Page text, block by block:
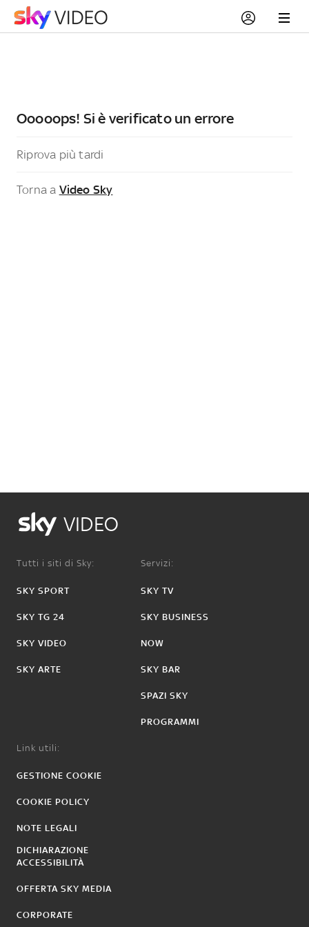
Ooooops! Si è verificato un errore
Riprova più tardi
Torna a Video Sky
VIDEO
Tutti i siti di Sky:
SKY SPORT
SKY TG 24
SKY VIDEO
SKY ARTE
Servizi:
SKY TV
SKY BUSINESS
NOW
SKY BAR
SPAZI SKY
PROGRAMMI
Link utili:
GESTIONE COOKIE
COOKIE POLICY
NOTE LEGALI
DICHIARAZIONE
ACCESSIBILITÀ
OFFERTA SKY MEDIA
CORPORATE